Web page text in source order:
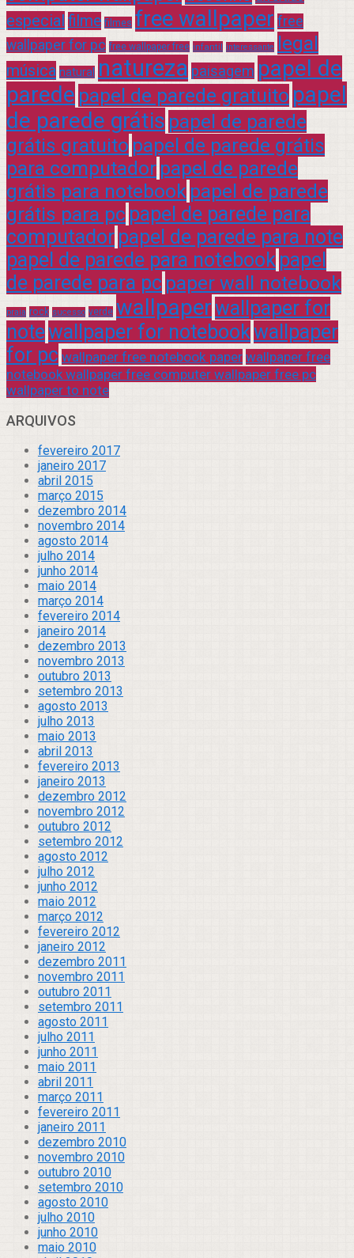
especial filme filmes free wallpaper free
wallpaper for pc free wallpaper free infantil interessante legal
música natural natureza paisagem papel de
parede papel de parede gratuito papel
de parede grátis papel de parede
grátis gratuito papel de parede grátis
para computador papel de parede
grátis para notebook papel de parede
grátis para pc papel de parede para
computador papel de parede para note
papel de parede para notebook papel
de parede para pc paper wall notebook
praia rock sucesso verde wallpaperwallpaper for
notewallpaper for notebookwallpaper
for pc wallpaper free notebook paper wallpaper free
notebook wallpaper free computer wallpaper free pc
wallpaper to note
ARQUIVOS
fevereiro 2017
janeiro 2017
abril 2015
março 2015
dezembro 2014
novembro 2014
agosto 2014
julho 2014
junho 2014
maio 2014
março 2014
fevereiro 2014
janeiro 2014
dezembro 2013
novembro 2013
outubro 2013
setembro 2013
agosto 2013
julho 2013
maio 2013
abril 2013
fevereiro 2013
janeiro 2013
dezembro 2012
novembro 2012
outubro 2012
setembro 2012
agosto 2012
julho 2012
junho 2012
maio 2012
março 2012
fevereiro 2012
janeiro 2012
dezembro 2011
novembro 2011
outubro 2011
setembro 2011
agosto 2011
julho 2011
junho 2011
maio 2011
abril 2011
março 2011
fevereiro 2011
janeiro 2011
dezembro 2010
novembro 2010
outubro 2010
setembro 2010
agosto 2010
julho 2010
junho 2010
maio 2010